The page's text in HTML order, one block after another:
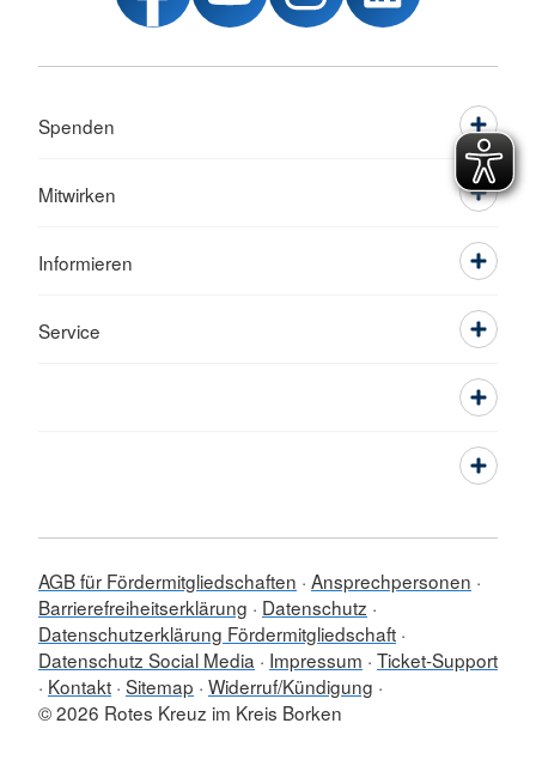
Spenden
Mitwirken
Informieren
Service
AGB für Fördermitgliedschaften Ansprechpersonen
Barrierefreiheitserklärung
Datenschutz
Datenschutzerklärung Fördermitgliedschaft
Datenschutz Social Media
Impressum Ticket-Support
Kontakt Sitemap Widerruf/Kündigung
© 2026 Rotes Kreuz im Kreis Borken